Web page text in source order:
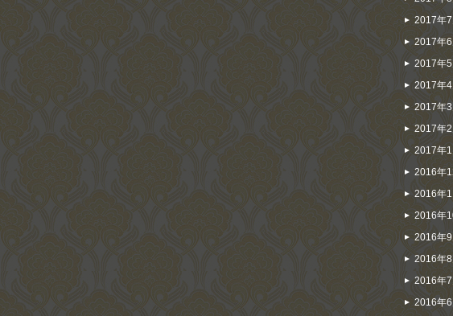
2017年7
2017年6
2017年5
2017年4
2017年3
2017年2
2017年1
2016年
2016年
2016年
2016年9
2016年8
2016年7
2016年6